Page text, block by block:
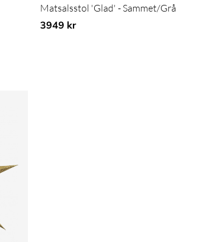
Matsalsstol 'Glad' - Sammet/Grå
3949 kr